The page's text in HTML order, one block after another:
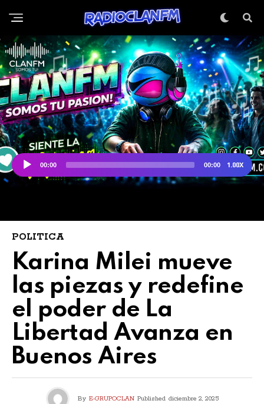
POLITICA
Karina Milei mueve
las piezas y redefine
el poder de La
Libertad Avanza en
Buenos Aires
By E-GRUPOCLAN Published diciembre 2, 2025